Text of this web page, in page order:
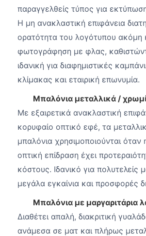
παραγγελθείς τύπος για
Η μη ανακλαστική επιφάνεια
ορατότητα του λογότυπου ακόμη
φωτογράφηση με φλας,
ιδανική για διαφημιστικές
κλίμακας και εταιρική επωνυμία.
Μπαλόνια μεταλλικά /
Με εξαιρετικά ανακλαστική
κορυφαίο οπτικό εφέ, τα
μπαλόνια χρησιμοποιούνται όταν
οπτική επίδραση έχει
κόστους. Ιδανικό για πολυτελείς
μεγάλα εγκαίνια και προσφορές
Μπαλόνια με μαργαριτάρια
Διαθέτει απαλή, διακριτική
ανάμεσα σε ματ και πλήρως